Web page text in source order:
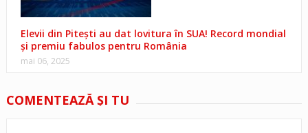
Elevii din Pitești au dat lovitura în SUA! Record mondial
și premiu fabulos pentru România
mai 06, 2025
COMENTEAZĂ ŞI TU